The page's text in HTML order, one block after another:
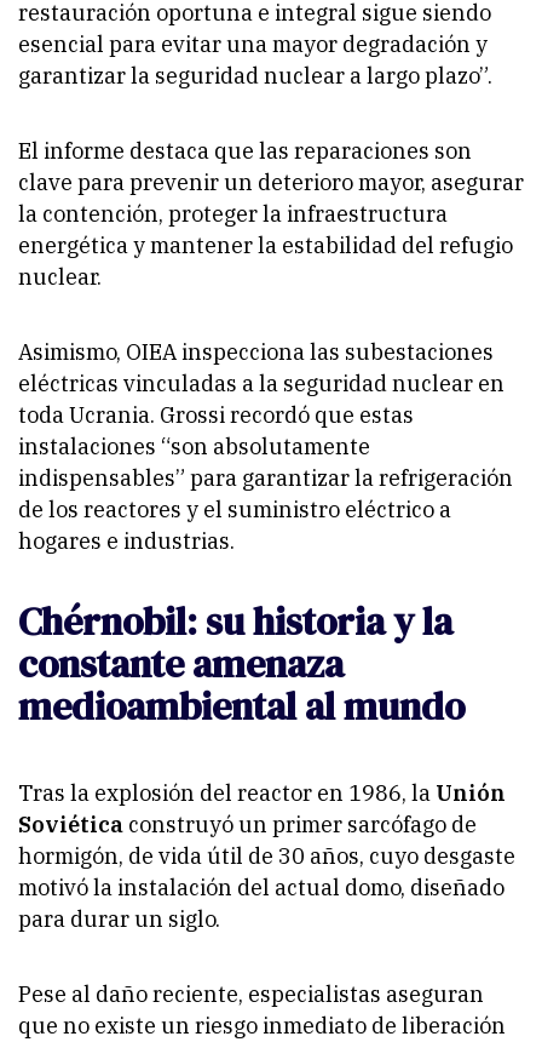
restauración oportuna e integral sigue siendo
esencial para evitar una mayor degradación y
garantizar la seguridad nuclear a largo plazo”.
El informe destaca que las reparaciones son
clave para prevenir un deterioro mayor, asegurar
la contención, proteger la infraestructura
energética y mantener la estabilidad del refugio
nuclear.
Asimismo, OIEA inspecciona las subestaciones
eléctricas vinculadas a la seguridad nuclear en
toda Ucrania. Grossi recordó que estas
instalaciones “son absolutamente
indispensables” para garantizar la refrigeración
de los reactores y el suministro eléctrico a
hogares e industrias.
Chérnobil: su historia y la
constante amenaza
medioambiental al mundo
Tras la explosión del reactor en 1986, la Unión
Soviética construyó un primer sarcófago de
hormigón, de vida útil de 30 años, cuyo desgaste
motivó la instalación del actual domo, diseñado
para durar un siglo.
Pese al daño reciente, especialistas aseguran
que no existe un riesgo inmediato de liberación